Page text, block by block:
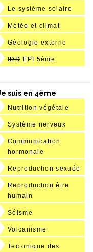
Le système solaire
Météo et climat
Géologie externe
IDD EPI 5ème
suis en 4ème
Nutrition végétale
Système nerveux
Communication
hormonale
Reproduction sexuée
Reproduction être
humain
Séisme
Volcanisme
Tectonique des